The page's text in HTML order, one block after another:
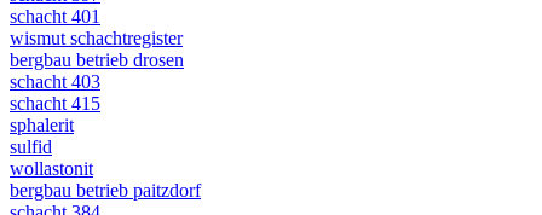
schacht 401
wismut schachtregister
bergbau betrieb drosen
schacht 403
schacht 415
sphalerit
sulfid
wollastonit
bergbau betrieb paitzdorf